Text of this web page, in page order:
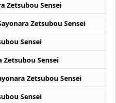
Zetsubou Sensei
Zetsubou Sensei
Sensei
Zetsubou Sensei
Zetsubou Sensei
Sensei